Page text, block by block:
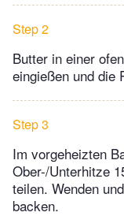
Step 2
Butter in einer
eingießen und die
Step 3
Im vorgeheizten
Ober-/Unterhitze
teilen. Wenden
backen.